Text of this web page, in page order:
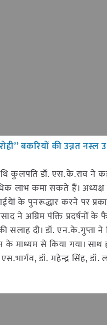
बकरियों की उन्नत नस्ल
कुलपति डॉ. एस.के.राव ने
लाभ कमा सकते हैं। अध्यक्ष
के पुनरूद्धार करने पर
ने अग्रिम पंक्ति
सलाह दी। डॉ. एन.के.गुप्ता
माध्यम से किया गया। साथ
डॉ. महेन्द्र सिंह,